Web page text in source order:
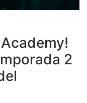
2